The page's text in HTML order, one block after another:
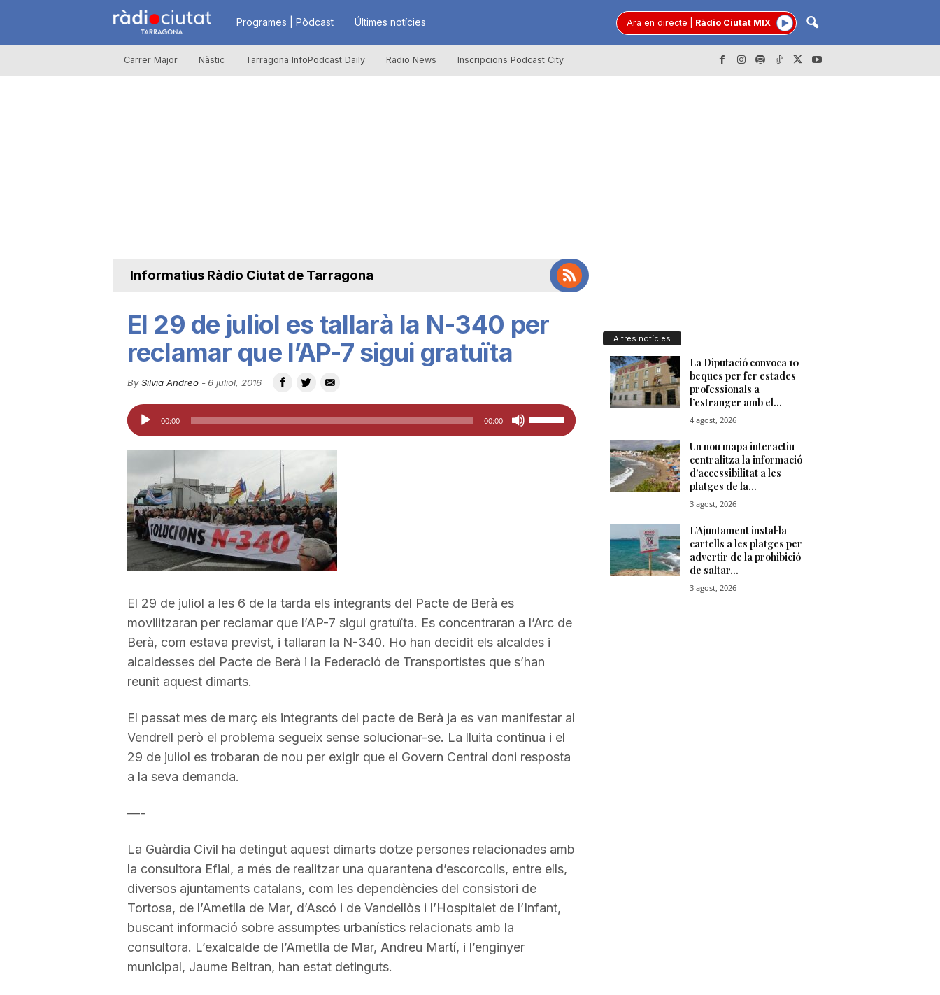
R
à
u
t
a
d
e
T
a
r
a
o
n
Programes | Pòdcast Últimes notícies Ara en directe Ràdio Ciutat MIX
Carrer Major Nàstic Tarragona InfoPodcast Daily Radio News Inscripcions Podcast City
Informatius Ràdio Ciutat de Tarragona
El 29 de juliol es tallarà la N-340 per
reclamar que l’AP-7 sigui gratuïta
By Silvia Andreo- 6 juliol, 2016
Reproductor
d'àudio
00:00 00:00
Feu
servir
incrementar
o
disminuir
volum.
El 29 de juliol a les 6 de la tarda els integrants del Pacte de Berà es
movilitzaran per reclamar que l’AP-7 sigui gratuïta. Es concentraran a l’Arc de
Berà, com estava previst, i tallaran la N-340. Ho han decidit els alcaldes i
alcaldesses del Pacte de Berà i la Federació de Transportistes que s’han
reunit aquest dimarts.
El passat mes de març els integrants del pacte de Berà ja es van manifestar al
Vendrell però el problema segueix sense solucionar-se. La lluita continua i el
29 de juliol es trobaran de nou per exigir que el Govern Central doni resposta
a la seva demanda.
—-
La Guàrdia Civil ha detingut aquest dimarts dotze persones relacionades amb
la consultora Efial, a més de realitzar una quarantena d’escorcolls, entre ells,
diversos ajuntaments catalans, com les dependències del consistori de
Tortosa, de l’Ametlla de Mar, d’Ascó i de Vandellòs i l’Hospitalet de l’Infant,
buscant informació sobre assumptes urbanístics relacionats amb la
consultora. L’exalcalde de l’Ametlla de Mar, Andreu Martí, i l’enginyer
municipal, Jaume Beltran, han estat detinguts.
Altres notícies